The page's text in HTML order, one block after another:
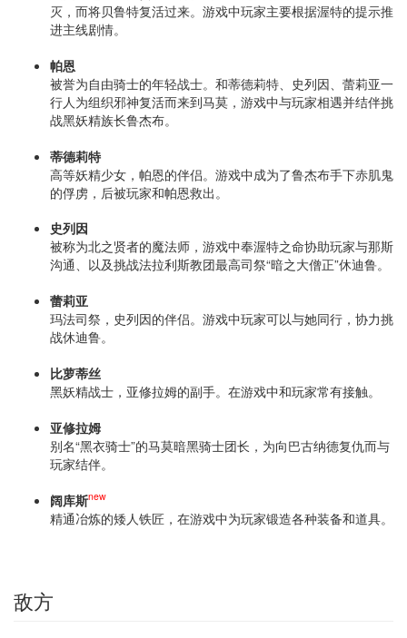
灭，而将贝鲁特复活过来。游戏中玩家主要根据渥特的提示推
进主线剧情。
帕恩
被誉为自由骑士的年轻战士。和蒂德莉特、史列因、蕾莉亚一
行人为组织邪神复活而来到马莫，游戏中与玩家相遇并结伴挑
战黑妖精族长鲁杰布。
蒂德莉特
高等妖精少女，帕恩的伴侣。游戏中成为了鲁杰布手下赤肌鬼
的俘虏，后被玩家和帕恩救出。
史列因
被称为北之贤者的魔法师，游戏中奉渥特之命协助玩家与那斯
沟通、以及挑战法拉利斯教团最高司祭“暗之大僧正”休迪鲁。
蕾莉亚
玛法司祭，史列因的伴侣。游戏中玩家可以与她同行，协力挑
战休迪鲁。
比萝蒂丝
黑妖精战士，亚修拉姆的副手。在游戏中和玩家常有接触。
亚修拉姆
别名“黑衣骑士”的马莫暗黑骑士团长，为向巴古纳德复仇而与
玩家结伴。
阔库斯new
精通冶炼的矮人铁匠，在游戏中为玩家锻造各种装备和道具。
敌方